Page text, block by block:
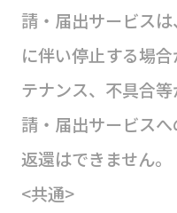
請・届出サービス
に伴い停止する場
テナンス、不具合
請・届出サービス
返還はできません。
<共通>